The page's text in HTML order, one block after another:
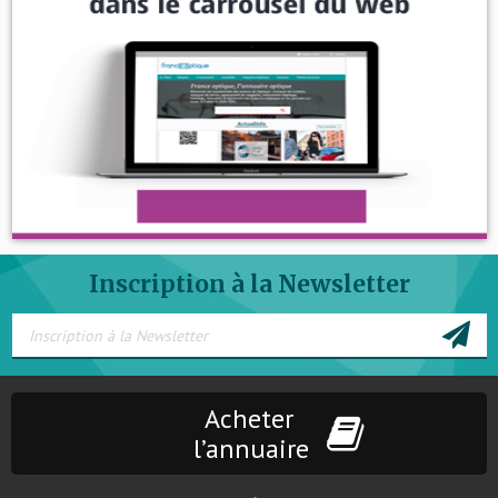
Inscription à la Newsletter
Acheter
l’annuaire